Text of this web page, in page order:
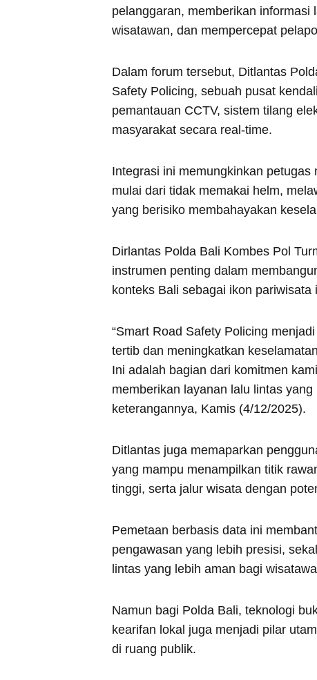
pelanggaran, memberikan
wisatawan, dan mempercepat
Dalam forum tersebut, Ditlantas
Safety Policing, sebuah pusat
pemantauan CCTV, sistem tilang
masyarakat secara real-time.
Integrasi ini memungkinkan
mulai dari tidak memakai helm,
yang berisiko membahayakan
Dirlantas Polda Bali Kombes Pol
instrumen penting dalam
konteks Bali sebagai ikon pariwisata
“Smart Road Safety Policing
tertib dan meningkatkan
Ini adalah bagian dari komitmen
memberikan layanan lalu lintas
keterangannya, Kamis (4/12/2025).
Ditlantas juga memaparkan
yang mampu menampilkan titik
tinggi, serta jalur wisata dengan
Pemetaan berbasis data ini
pengawasan yang lebih presisi,
lintas yang lebih aman bagi
Namun bagi Polda Bali, teknologi
kearifan lokal juga menjadi pilar
di ruang publik.